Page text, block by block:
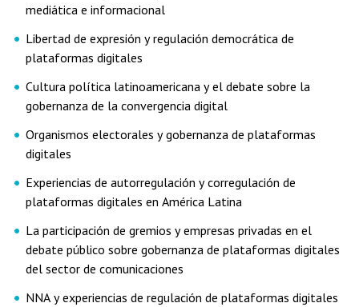
mediática e informacional
Libertad de expresión y regulación democrática de
plataformas digitales
Cultura política latinoamericana y el debate sobre la
gobernanza de la convergencia digital
Organismos electorales y gobernanza de plataformas
digitales
Experiencias de autorregulación y corregulación de
plataformas digitales en América Latina
La participación de gremios y empresas privadas en el
debate público sobre gobernanza de plataformas digitales
del sector de comunicaciones
NNA y experiencias de regulación de plataformas digitales